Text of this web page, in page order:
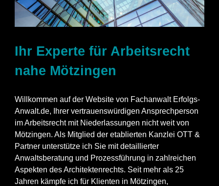
Ihr Experte für Arbeitsrecht
nahe Mötzingen
Willkommen auf der Website von Fachanwalt Erfolgs-
Anwalt.de, Ihrer vertrauenswürdigen Ansprechperson
im Arbeitsrecht mit Niederlassungen nicht weit von
Mötzingen. Als Mitglied der etablierten Kanzlei OTT &
Partner unterstütze ich Sie mit detaillierter
Anwaltsberatung und Prozessführung in zahlreichen
Aspekten des Architektenrechts. Seit mehr als 25
Jahren kämpfe ich für Klienten in Mötzingen,